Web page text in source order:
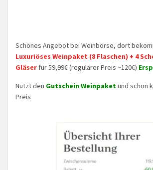
Schönes Angebot bei Weinbörse, dort
Luxuriöses Weinpaket (8 Flaschen) + 4
Gläser für 59,99€ (regulärer Preis ~120€)
Nutzt den Gutschein Weinpaketund schon
Preis